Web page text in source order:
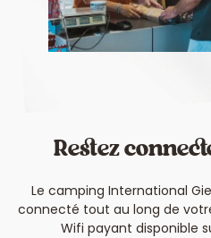
Restez
Le camping International
connecté tout au long de
Wifi payant disponible